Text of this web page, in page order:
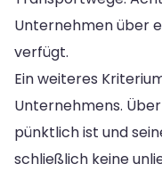
Unternehmen über
verfügt.
Ein weiteres
Unternehmens.
pünktlich ist und
schließlich keine